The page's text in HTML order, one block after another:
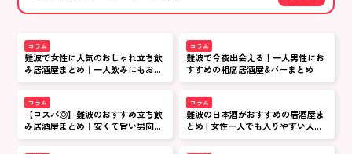
コラム
難波で女性に人気のおしゃれ立ち飲
み居酒屋まとめ｜一人飲みにもおす
すめ
コラム
難波で今夜出会える！一人男性にお
すすめの相席居酒屋&バーまとめ
コラム
【コスパ◎】難波のおすすめ立ち飲
み居酒屋まとめ｜安くて旨い男向け
人気店
コラム
難波の日本酒がおすすめの居酒屋ま
とめ | 女性一人でも入りやすい人気
店